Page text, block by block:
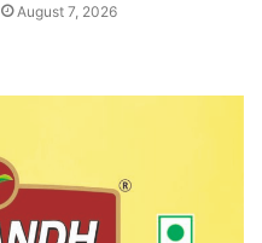
August 7, 2026